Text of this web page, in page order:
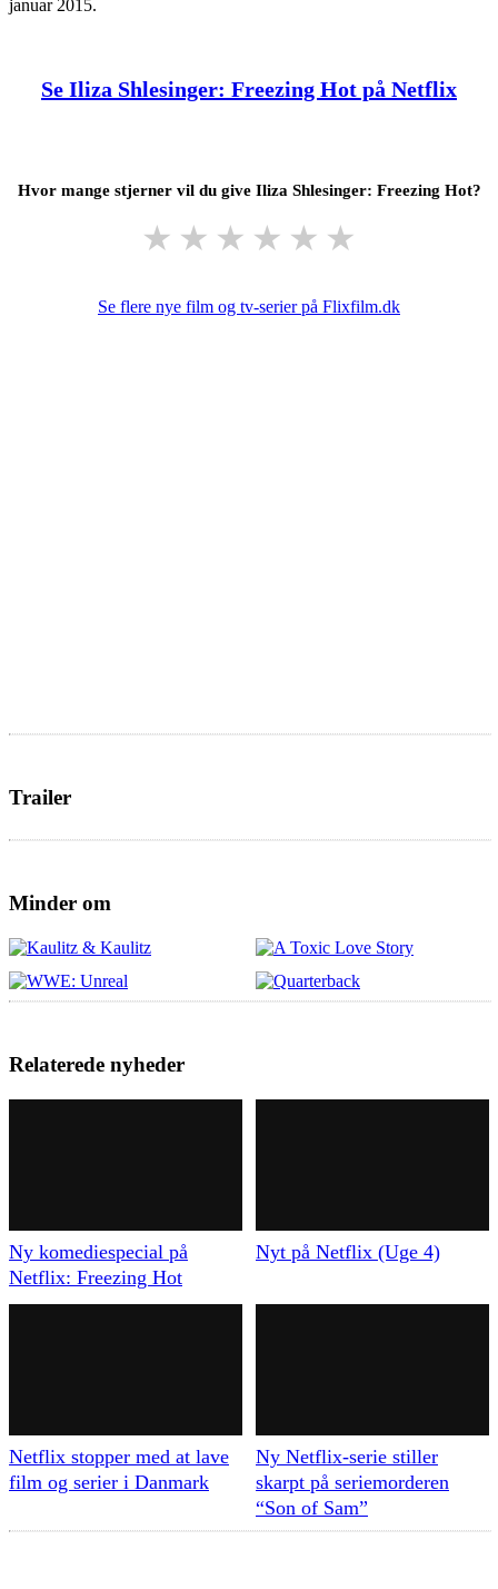
januar 2015.
Se Iliza Shlesinger: Freezing Hot på Netflix
Hvor mange stjerner vil du give Iliza Shlesinger: Freezing Hot?
★ ★ ★ ★ ★ ★
Se flere nye film og tv-serier på Flixfilm.dk
Trailer
Minder om
Relaterede nyheder
Ny komediespecial på
Netflix: Freezing Hot
Nyt på Netflix (Uge 4)
Netflix stopper med at lave
film og serier i Danmark
Ny Netflix-serie stiller
skarpt på seriemorderen
“Son of Sam”